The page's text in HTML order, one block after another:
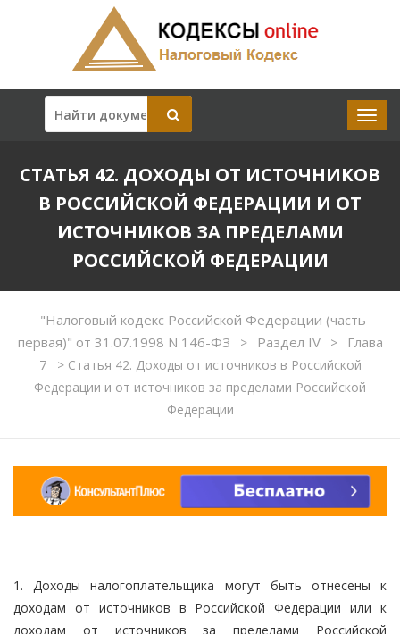
СТАТЬЯ 42. ДОХОДЫ ОТ ИСТОЧНИКОВ
В РОССИЙСКОЙ ФЕДЕРАЦИИ И ОТ
ИСТОЧНИКОВ ЗА ПРЕДЕЛАМИ
РОССИЙСКОЙ ФЕДЕРАЦИИ
"Налоговый кодекс Российской Федерации (часть
первая)" от 31.07.1998 N 146-ФЗ
> Раздел IV >
Глава
7
>Статья 42. Доходы от источников в Российской
Федерации и от источников за пределами Российской
Федерации
1. Доходы налогоплательщика могут быть отнесены к
доходам от источников в Российской Федерации или к
доходам от источников за пределами Российской